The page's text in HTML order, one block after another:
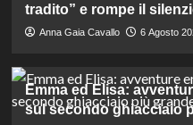
tradito” e rompe il
Anna Gaia Cavallo 6 Agosto
Emma ed Elisa:
sul secondo ghiacciaio